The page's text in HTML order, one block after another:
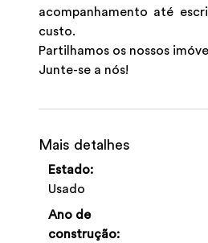
acompanhamento até
custo.
Partilhamos os nossos
Junte-se a nós!
Mais detalhes
Estado:
Usado
Ano de
construção: